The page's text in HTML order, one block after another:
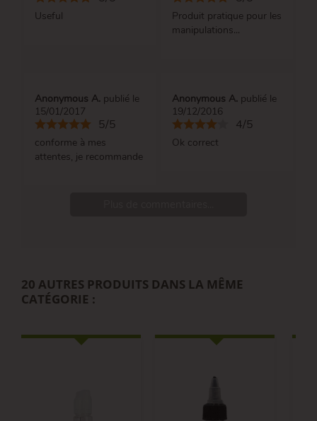
Useful
Produit pratique pour les
manipulations...
Anonymous A. publié le
15/01/2017
5/5
conforme à mes
attentes, je recommande
Anonymous A. publié le
19/12/2016
4/5
Ok correct
20 AUTRES PRODUITS DANS LA MÊME
CATÉGORIE :